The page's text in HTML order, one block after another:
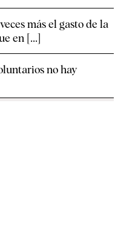
más el gasto de la
en [...]
no hay